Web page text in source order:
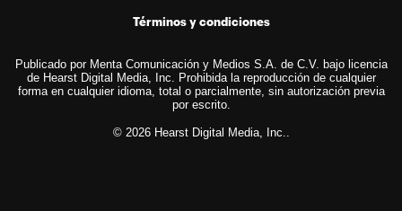
Términos y condiciones
Publicado por Menta Comunicación y Medios S.A. de C.V. bajo licencia
de Hearst Digital Media, Inc. Prohibida la reproducción de cualquier
forma en cualquier idioma, total o parcialmente, sin autorización previa
por escrito.
© 2026 Hearst Digital Media, Inc..